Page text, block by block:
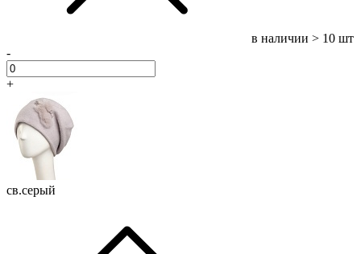
в наличии > 10 шт
-
+
св.серый